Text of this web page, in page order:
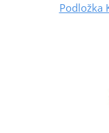
Podložka